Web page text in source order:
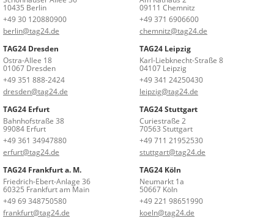
10435 Berlin
+49 30 120880900
berlin@tag24.de
09111 Chemnitz
+49 371 6906600
chemnitz@tag24.de
TAG24 Dresden
Ostra-Allee 18
01067 Dresden
+49 351 888-2424
dresden@tag24.de
TAG24 Leipzig
Karl-Liebknecht-Straße 8
04107 Leipzig
+49 341 24250430
leipzig@tag24.de
TAG24 Erfurt
Bahnhofstraße 38
99084 Erfurt
+49 361 34947880
erfurt@tag24.de
TAG24 Stuttgart
Curiestraße 2
70563 Stuttgart
+49 711 21952530
stuttgart@tag24.de
TAG24 Frankfurt a. M.
Friedrich-Ebert-Anlage 36
60325 Frankfurt am Main
+49 69 348750580
frankfurt@tag24.de
TAG24 Köln
Neumarkt 1a
50667 Köln
+49 221 98651990
koeln@tag24.de